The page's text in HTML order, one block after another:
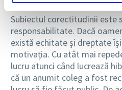
Subiectul corectitudinii este
responsabilitate. Dacă
există echitate și dreptate
motivația. Cu atât mai
lucru atunci când lucrează
că un anumit coleg a fost